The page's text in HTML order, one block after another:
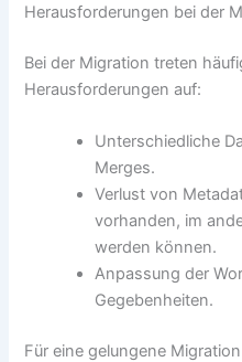
Herausforderungen bei der
Bei der Migration treten
Herausforderungen auf:
Unterschiedliche
Merges.
Verlust von
vorhanden, im
werden können.
Anpassung der
Gegebenheiten.
Für eine gelungene